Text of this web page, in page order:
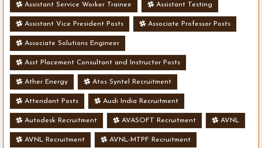
Assistant Service Worker Trainee Assistant Testing
Assistant Vice President Posts Associate Professor Posts
Associate Solutions Engineer
Asst Placement Consultant and Instructor Posts
Ather Energy Atos Syntel Recruitment
Attendant Posts Audi India Recruitment
Autodesk Recruitment AVASOFT Recruitment AVNL
AVNL Recruitment AVNL-MTPF Recruitment